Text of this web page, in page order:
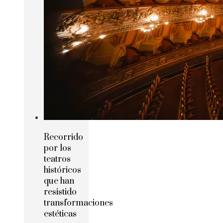
Recorrido
por los
teatros
históricos
que han
resistido
transformaciones
estéticas